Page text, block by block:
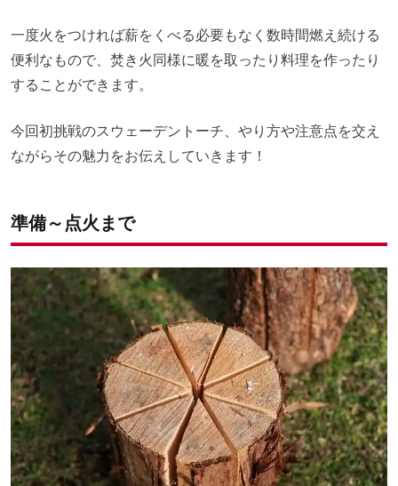
一度火をつければ薪をくべる必要もなく数時間燃え続ける
便利なもので、焚き火同様に暖を取ったり料理を作ったり
することができます。
今回初挑戦のスウェーデントーチ、やり方や注意点を交え
ながらその魅力をお伝えしていきます！
準備～点火まで